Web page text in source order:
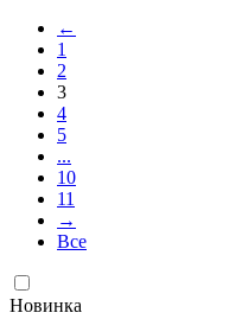
←
1
2
3
4
5
...
10
11
→
Все
Новинка